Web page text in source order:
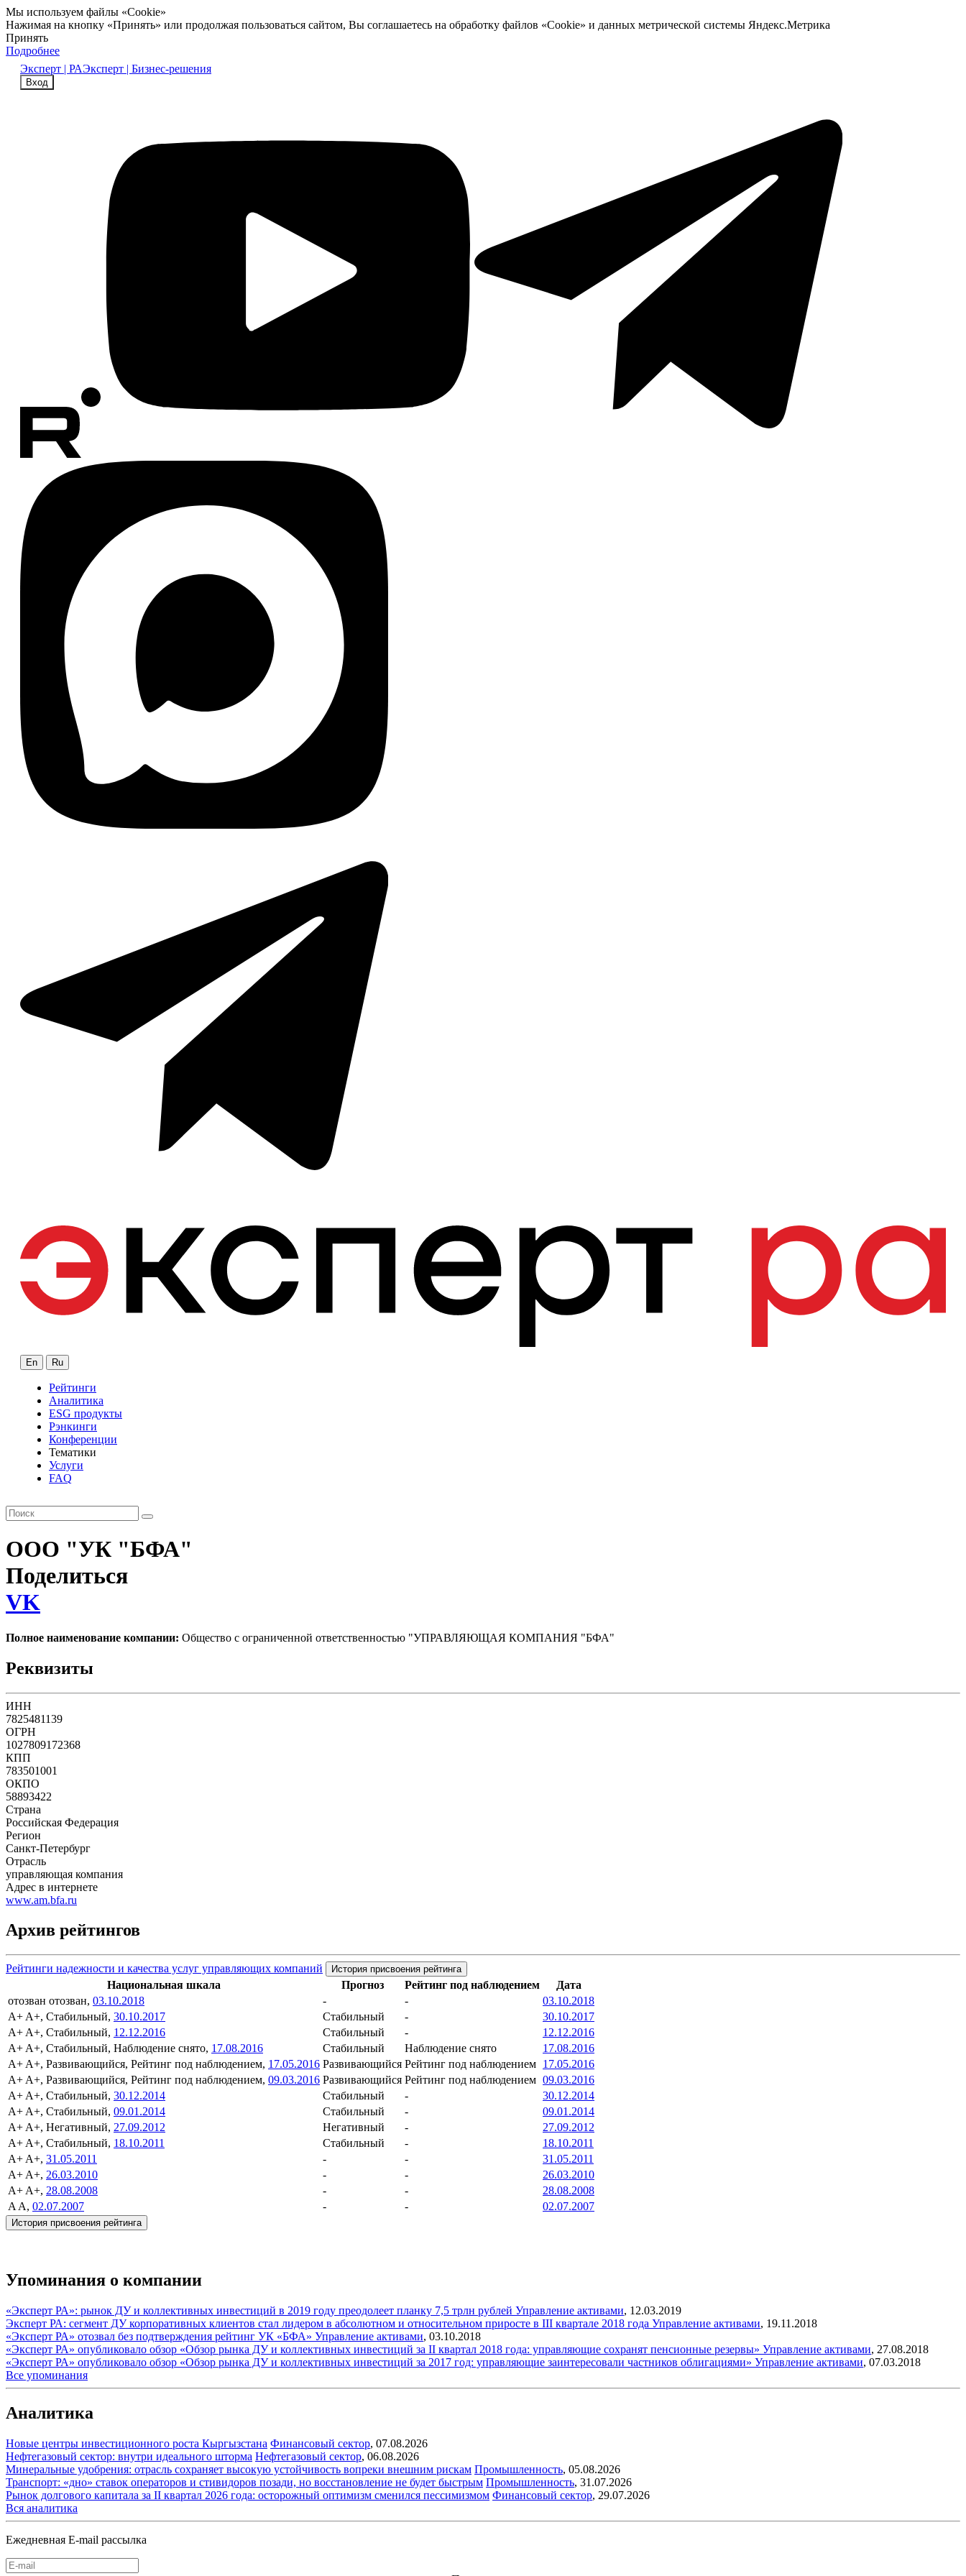
Мы используем файлы «Cookie»
Нажимая на кнопку «Принять» или продолжая пользоваться сайтом, Вы соглашаетесь на обработку файлов «Cookie» и данных метрической системы Яндекс.Метрика
Принять
Подробнее
Эксперт | РАЭксперт | Бизнес-решения
Вход
En Ru
Рейтинги
Аналитика
ESG продукты
Рэнкинги
Конференции
Тематики
Услуги
FAQ
ООО "УК "БФА"
Поделиться
VK
Полное наименование компании: Общество с ограниченной ответственностью "УПРАВЛЯЮЩАЯ КОМПАНИЯ "БФА"
Реквизиты
ИНН
7825481139
ОГРН
1027809172368
КПП
783501001
ОКПО
58893422
Страна
Российская Федерация
Регион
Санкт-Петербург
Отрасль
управляющая компания
Адрес в интернете
www.am.bfa.ru
Архив рейтингов
Рейтинги надежности и качества услуг управляющих компаний История присвоения рейтинга
Национальная шкала Прогноз Рейтинг под наблюдением
Дата
отозван отозван, 03.10.2018 - -
03.10.2018
A+ A+, Стабильный, 30.10.2017 Стабильный -
30.10.2017
A+ A+, Стабильный, 12.12.2016 Стабильный -
12.12.2016
A+ A+, Стабильный, Наблюдение снято, 17.08.2016 Стабильный Наблюдение снято
17.08.2016
A+ A+, Развивающийся, Рейтинг под наблюдением, 17.05.2016 Развивающийся Рейтинг под наблюдением 17.05.2016
A+ A+, Развивающийся, Рейтинг под наблюдением, 09.03.2016 Развивающийся Рейтинг под наблюдением 09.03.2016
A+ A+, Стабильный, 30.12.2014 Стабильный -
30.12.2014
A+ A+, Стабильный, 09.01.2014 Стабильный -
09.01.2014
A+ A+, Негативный, 27.09.2012 Негативный -
27.09.2012
A+ A+, Стабильный, 18.10.2011 Стабильный -
18.10.2011
A+ A+, 31.05.2011 - -
31.05.2011
A+ A+, 26.03.2010 - -
26.03.2010
A+ A+, 28.08.2008 - -
28.08.2008
A A, 02.07.2007 - - 02.07.2007
История присвоения рейтинга
Упоминания о компании
«Эксперт РА»: рынок ДУ и коллективных инвестиций в 2019 году преодолеет планку 7,5 трлн рублей Управление активами, 12.03.2019
Эксперт РА: сегмент ДУ корпоративных клиентов стал лидером в абсолютном и относительном приросте в III квартале 2018 года Управление активами, 19.11.2018
«Эксперт РА» отозвал без подтверждения рейтинг УК «БФА» Управление активами, 03.10.2018
«Эксперт РА» опубликовало обзор «Обзор рынка ДУ и коллективных инвестиций за II квартал 2018 года: управляющие сохранят пенсионные резервы» Управление активами, 27.08.2018
«Эксперт РА» опубликовало обзор «Обзор рынка ДУ и коллективных инвестиций за 2017 год: управляющие заинтересовали частников облигациями» Управление активами, 07.03.2018
Все упоминания
Аналитика
Новые центры инвестиционного роста Кыргызстана Финансовый сектор, 07.08.2026
Нефтегазовый сектор: внутри идеального шторма Нефтегазовый сектор, 06.08.2026
Минеральные удобрения: отрасль сохраняет высокую устойчивость вопреки внешним рискам Промышленность, 05.08.2026
Транспорт: «дно» ставок операторов и стивидоров позади, но восстановление не будет быстрым Промышленность, 31.07.2026
Рынок долгового капитала за II квартал 2026 года: осторожный оптимизм сменился пессимизмом Финансовый сектор, 29.07.2026
Вся аналитика
Ежедневная E-mail рассылка